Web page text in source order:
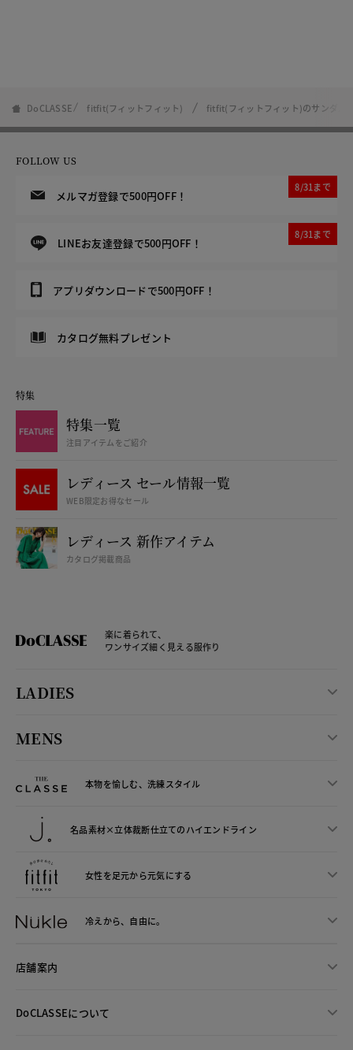
DoCLASSE fitfit(フィットフィット) fitfit(フィットフィット)のサンダル
FOLLOW US
メルマガ登録で500円OFF！
8/31まで
LINEお友達登録で500円OFF！
8/31まで
アプリダウンロードで500円OFF！
カタログ無料プレゼント
特集
特集一覧
注目アイテムをご紹介
レディース セール情報一覧
WEB限定お得なセール
レディース 新作アイテム
カタログ掲載商品
楽に着られて、
ワンサイズ細く見える服作り
LADIES
MENS
本物を愉しむ、洗練スタイル
名品素材×立体裁断仕立てのハイエンドライン
女性を足元から元気にする
冷えから、 自由に。
店舗案内
DoCLASSEについて